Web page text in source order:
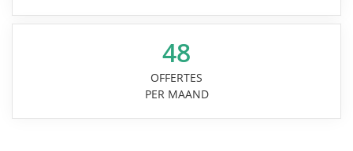
48
OFFERTES
PER MAAND